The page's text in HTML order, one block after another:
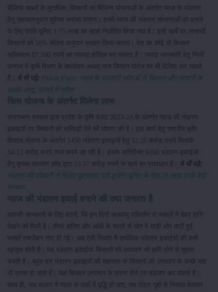
मीडिया खबरों के मुताबिक, किसानों को विभिन्न योजनाओं के अंतर्गत प्याज के भंडारण
हेतु सहायतानुदान मुहैय्या कराया जाएगा। इसमें प्याज की भंडारण संरचनाओं को बनाने
के लिए प्रति यूनिट 1.75 लाख का खर्चा निर्धारित किया गया है। इसी खर्चे पर लाभार्थी
किसानों को 50% फीसद अनुदान प्रदान किया जाएगा। देश का कोई भी किसान
अधिकतम 87,500 रुपये का फायदा हांसिल कर सकता है। ज्यादा जानकारी हेतु निजी
जनपद में कृषि विभाग के कार्यालय अथवा राज किसान पोर्टल पर भी विजिट कर सकते
हैं।
ये भी पढ़े: Onion Price: प्याज के सरकारी आंकड़ों से किसान और व्यापारी के
छलके आंसू, फायदे में क्रेता
राजस्थान सरकार द्वारा प्रदेश के कृषि बजट 2023-24 के अंतर्गत प्याज की भंडारण
इकाइयों पर किसानों को सब्सिड़ी देने की घोषणा की है। इस कार्य हेतु राष्ट्रीय कृषि
विकास योजना के अंतर्गत 1450 भंडारण इकाइयों हेतु 12.25 करोड रुपये मिलाके
34.12 करोड रुपये व्यय करने जा रही है। इसके अतिरिक्त 6100 भंडारण इकाईयों
हेतु कृषक कल्याण कोष द्वारा 53.37 करोड़ रुपये के खर्च का प्रावधान है।
ये भी पढ़े:
भंडारण की परेशानी से मिलेगा छुटकारा, प्री कूलिंग यूनिट के लिए 18 लाख रुपये देगी
सरकार
आपकी जानकारी के लिए बतादें, कि इन दिनों जलवायु परिवर्तन से फसलों में बेहद हानि
देखने को मिली है। तीव्र बारिश और आंधी के चलते से खेत में खड़ी और कटी हुई
फसलें तकरीबन नष्ट हो गई। अब ऐसी स्थिति में सर्वाधिक भंडारण इकाईयों की कमी
महसूस होती है। यह भंडारण इकाईयां किसानों की उत्पादन को हानि होने से सुरक्षा
करती है। बहुत बार भंडारण इकाइयों की सहायता से किसानों को उत्पादन के अच्छे भाव
भी प्राप्त हो जाते हैं। यहां किसान उत्पादन के सस्ता होने पर भंडारण कर सकते हैं।
साथ ही, जब बाजार में प्याज के भावों में वृद्धि हो जाए, तब भंडार गृहों से निकाल बेचकर